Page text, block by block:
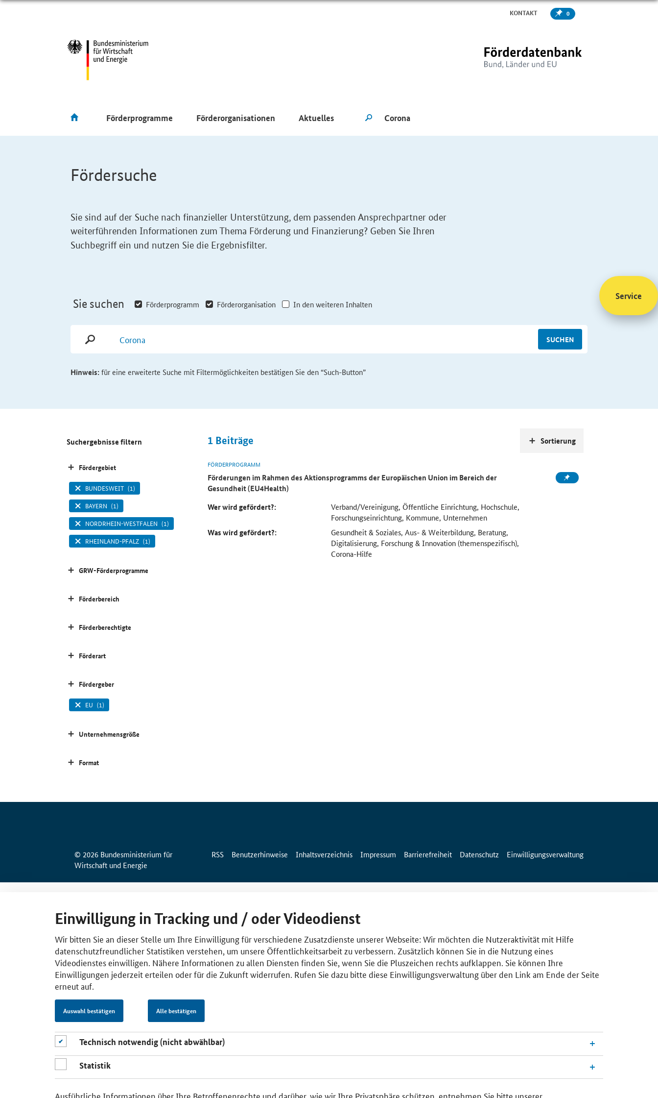
KONTAKT 0
Förderprogramme Förderorganisationen Aktuelles
Fördersuche
Sie sind auf der Suche nach finanzieller Unterstützung, dem passenden Ansprechpartner oder
weiterführenden Informationen zum Thema Förderung und Finanzierung? Geben Sie Ihren
Suchbegriff ein und nutzen Sie die Ergebnisfilter.
Sie suchen Förderprogramm Förderorganisation In den weiteren Inhalten
SUCHEN
Hinweis:für eine erweiterte Suche mit Filtermöglichkeiten bestätigen Sie den “Such-Button”
1 Beiträge
FÖRDERPROGRAMM
Förderungen im Rahmen des Aktionsprogramms der Europäischen Union im Bereich der
Gesundheit (EU4Health)
Wer wird gefördert?:
Verband/Vereinigung, Öffentliche Einrichtung, Hochschule,
Forschungseinrichtung, Kommune, Unternehmen
Was wird gefördert?:
Gesundheit & Soziales, Aus- & Weiterbildung, Beratung,
Digitalisierung, Forschung & Innovation (themenspezifisch),
Corona-Hilfe
Sortierung
Suchergebnisse filtern
Fördergebiet
BUNDESWEIT (1)
BAYERN (1)
NORDRHEIN-WESTFALEN (1)
RHEINLAND-PFALZ (1)
GRW-Förderprogramme
Förderbereich
Förderberechtigte
Förderart
Fördergeber
EU (1)
Unternehmensgröße
Format
Service
© 2026 Bundesministerium für
Wirtschaft und Energie
RSS Benutzerhinweise Inhaltsverzeichnis Impressum Barrierefreiheit Datenschutz Einwilligungsverwaltung
Einwilligung in Tracking und / oder Videodienst
Wir bitten Sie an dieser Stelle um Ihre Einwilligung für verschiedene Zusatzdienste unserer Webseite: Wir möchten die Nutzeraktivität mit Hilfe
datenschutzfreundlicher Statistiken verstehen, um unsere Öffentlichkeitsarbeit zu verbessern. Zusätzlich können Sie in die Nutzung eines
Videodienstes einwilligen. Nähere Informationen zu allen Diensten finden Sie, wenn Sie die Pluszeichen rechts aufklappen. Sie können Ihre
Einwilligungen jederzeit erteilen oder für die Zukunft widerrufen. Rufen Sie dazu bitte diese Einwilligungsverwaltung über den Link am Ende der Seite
erneut auf.
Auswahl bestätigen Alle bestätigen
Technisch notwendig (nicht abwählbar)
Statistik
Ausführliche Informationen über Ihre Betroffenenrechte und darüber, wie wir Ihre Privatsphäre schützen, entnehmen Sie bitte unserer